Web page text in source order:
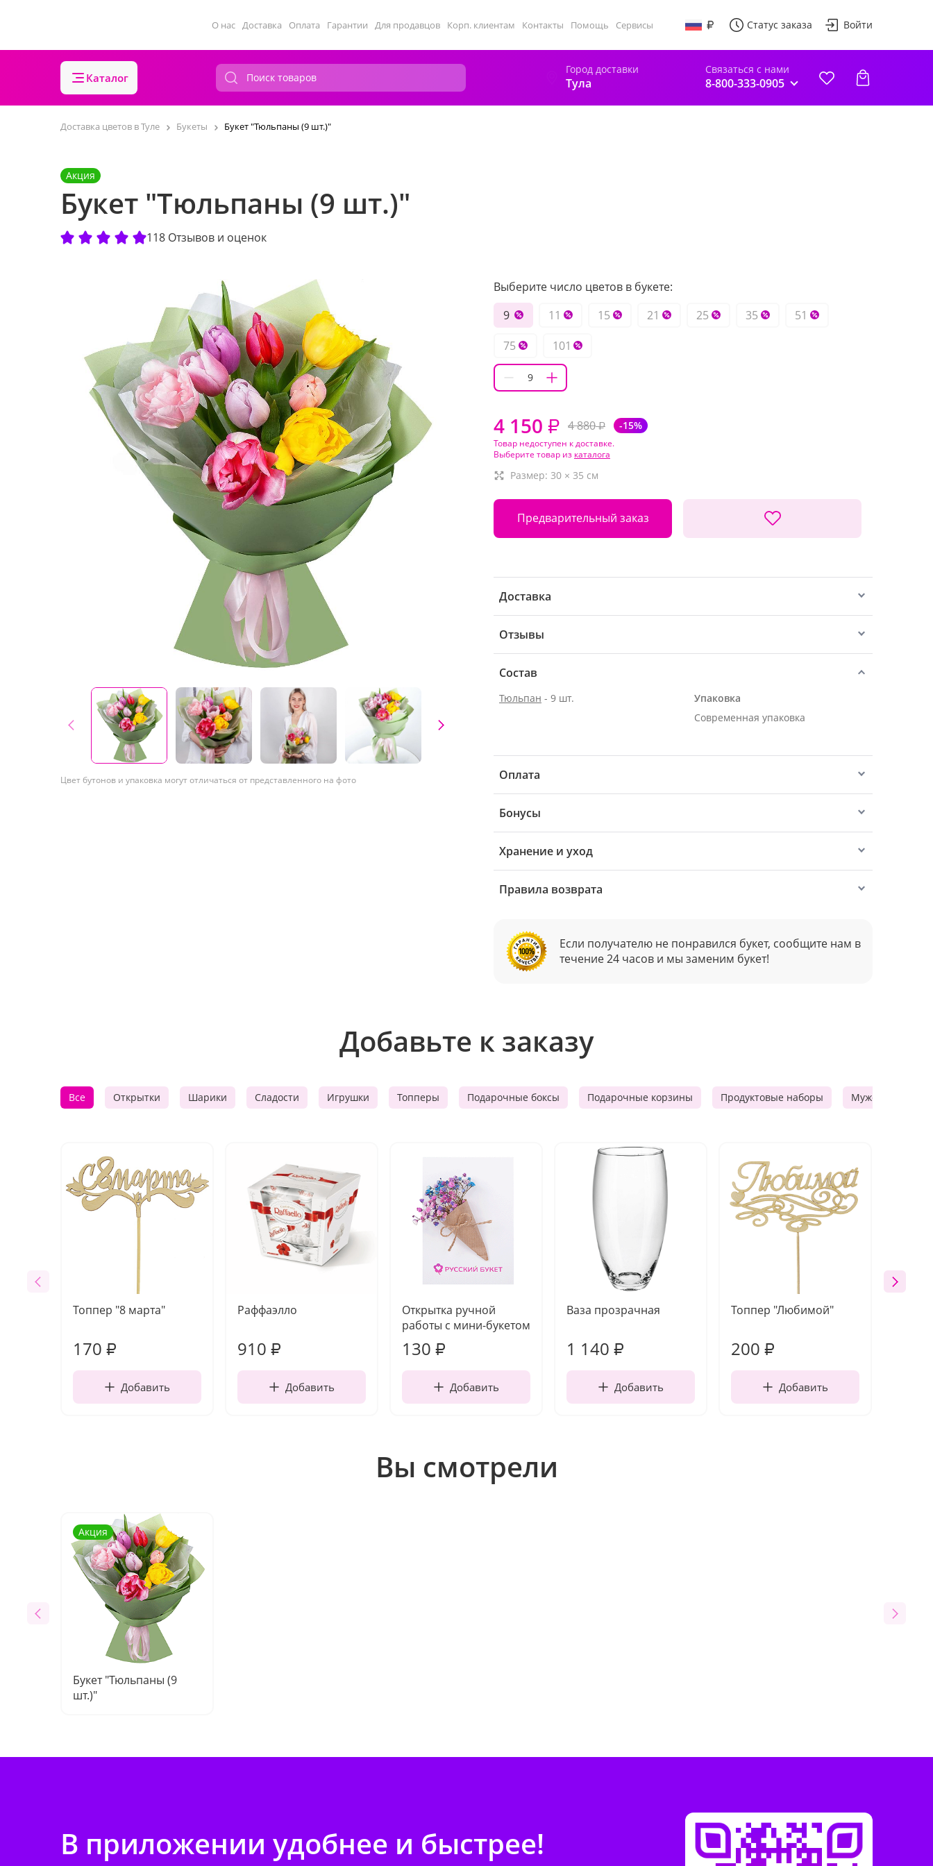
О нас Доставка Оплата Гарантии Для продавцов Корп. клиентам Контакты Помощь Сервисы Статус заказа Войти
Каталог
Город доставки
Тула
Связаться с нами
8-800-333-0905
Доставка цветов в Туле Букеты Букет "Тюльпаны (9 шт.)"
Акция
Букет "Тюльпаны (9 шт.)"
118 Отзывов и оценок
Цвет бутонов и упаковка могут отличаться от представленного на фото
Выберите число цветов в букете:
9
11 15 21 25 35
51
75
101
4 150 ₽ 4 880₽ -15%
Товар недоступен к доставке.
Выберите товар из каталога
Размер: 30 × 35 см
Предварительный заказ
Доставка
Отзывы
Состав
Тюльпан - 9 шт.
Упаковка
Современная упаковка
Оплата
Бонусы
Хранение и уход
Правила возврата
Если получателю не понравился букет, сообщите нам в
течение 24 часов и мы заменим букет!
Добавьте к заказу
Все Открытки Шарики Сладости Игрушки Топперы Подарочные боксы Подарочные корзины Продуктовые наборы Мужские
Топпер "8 марта"
170 ₽
Добавить
Раффаэлло
910 ₽
Добавить
Открытка ручной
работы с мини-букетом
130 ₽
Добавить
Ваза прозрачная
1 140 ₽
Добавить
Топпер "Любимой"
200 ₽
Добавить
Вы смотрели
Акция
Букет "Тюльпаны (9
шт.)"
В приложении удобнее и быстрее!